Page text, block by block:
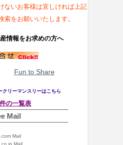
ないお客様は宜しければ上記
索をお願いいたします。
情報をお求めの方へ
Fun to Share
クリーマンスリーはこちら
の一覧表
Mail
Mail